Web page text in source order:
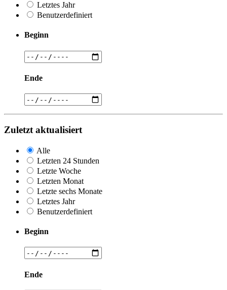
Letztes Jahr
Benutzerdefiniert
Beginn
Ende
Zuletzt aktualisiert
Alle
Letzten 24 Stunden
Letzte Woche
Letzten Monat
Letzte sechs Monate
Letztes Jahr
Benutzerdefiniert
Beginn
Ende